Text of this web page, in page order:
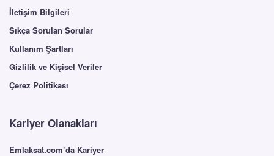
İletişim Bilgileri
Sıkça Sorulan Sorular
Kullanım Şartları
Gizlilik ve Kişisel Veriler
Çerez Politikası
Kariyer Olanakları
Emlaksat.com’da Kariyer